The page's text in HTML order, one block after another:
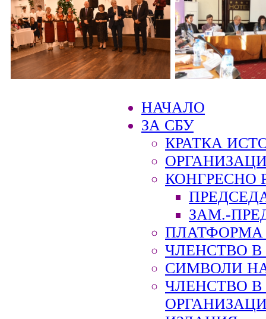
НАЧАЛО
ЗА СБУ
КРАТКА
КОНГРЕСНО
ЗАМ.-
ПЛАТФОРМА
ЧЛЕНСТВО В
СИМВОЛИ
ЧЛЕНСТВО